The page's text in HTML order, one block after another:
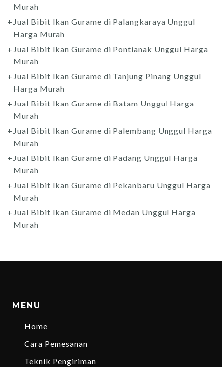
Murah
Jual Bibit Ikan Gurame di Palangkaraya Unggul
Harga Murah
Jual Bibit Ikan Gurame di Pontianak Unggul Harga
Murah
Jual Bibit Ikan Gurame di Tanjung Pinang Unggul
Harga Murah
Jual Bibit Ikan Gurame di Batam Unggul Harga
Murah
Jual Bibit Ikan Gurame di Palembang Unggul Harga
Murah
Jual Bibit Ikan Gurame di Padang Unggul Harga
Murah
Jual Bibit Ikan Gurame di Pekanbaru Unggul Harga
Murah
Jual Bibit Ikan Gurame di Medan Unggul Harga
Murah
MENU
Home
Cara Pemesanan
Teknik Pengiriman